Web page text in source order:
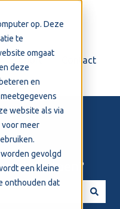
op. Deze
te
omgaat
deze
en
website als via
voor meer
gevolgd
een kleine
onthouden dat
Support Contact
je helpen?